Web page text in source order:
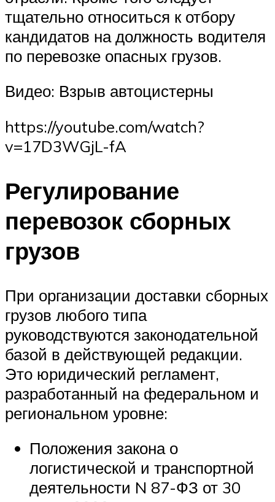
тщательно относиться к отбору
кандидатов на должность водителя
по перевозке опасных грузов.
Видео: Взрыв автоцистерны
https://youtube.com/watch?
v=17D3WGjL-fA
Регулирование
перевозок сборных
грузов
При организации доставки сборных
грузов любого типа
руководствуются законодательной
базой в действующей редакции.
Это юридический регламент,
разработанный на федеральном и
региональном уровне:
Положения закона о
логистической и транспортной
деятельности N 87-ФЗ от 30